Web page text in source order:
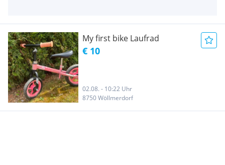
My first bike Laufrad
€ 10
02.08. - 10:22 Uhr
8750 Wöllmerdorf